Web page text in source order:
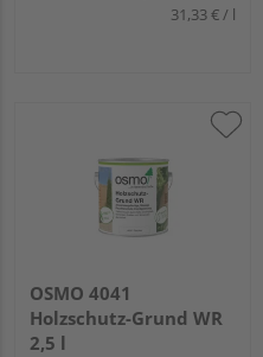
31,33 € / l
OSMO 4041
Holzschutz-Grund WR
2,5 l